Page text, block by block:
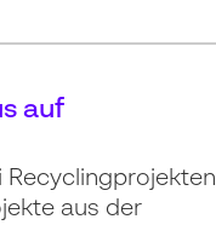
auf
aus der